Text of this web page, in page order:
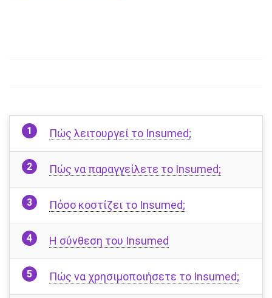
Πώς λειτουργεί το Insumed;
Πώς να παραγγείλετε το Insumed;
Πόσο κοστίζει το Insumed;
Η σύνθεση του Insumed
Πώς να χρησιμοποιήσετε το Insumed;